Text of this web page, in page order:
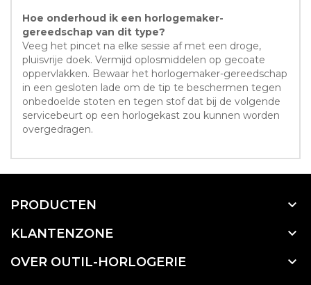
Hoe onderhoud ik een horlogemaker-
gereedschap van dit type?
Veeg het pincet na elke sessie af met een droge,
pluisvrije doek. Vermijd oplosmiddelen op gecoate
oppervlakken. Bewaar het horlogemaker-gereedschap
in een gesloten lade om de tip te beschermen tegen
onbedoelde stoten en tegen stof dat bij de volgende
servicebeurt op een horlogekast zou kunnen worden
overgedragen.
PRODUCTEN 
KLANTENZONE 
OVER OUTIL-HORLOGERIE 